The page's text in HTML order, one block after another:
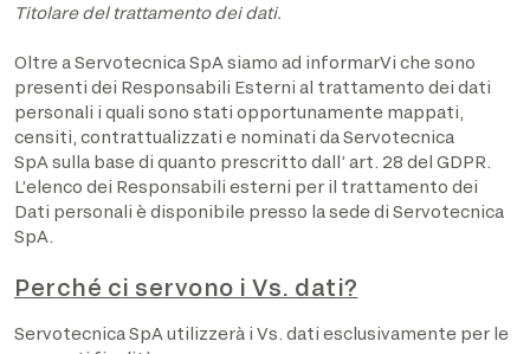
Titolare del trattamento dei dati.
Oltre a Servotecnica SpA siamo ad informarVi che sono
presenti dei Responsabili Esterni al trattamento dei dati
personali i quali sono stati opportunamente mappati,
censiti, contrattualizzati e nominati da Servotecnica
SpA sulla base di quanto prescritto dall’ art. 28 del GDPR.
L’elenco dei Responsabili esterni per il trattamento dei
Dati personali è disponibile presso la sede di Servotecnica
SpA.
Perché ci servono i Vs. dati?
Servotecnica SpA utilizzerà i Vs. dati esclusivamente per le